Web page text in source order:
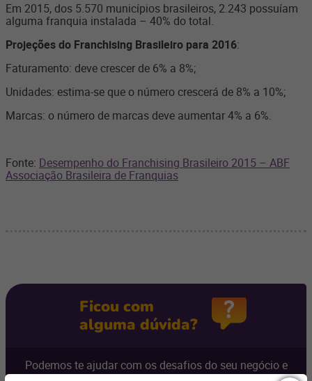
Em 2015, dos 5.570 municípios brasileiros, 2.243 possuíam
alguma franquia instalada – 40% do total.
Projeções do Franchising Brasileiro para 2016:
Faturamento: deve crescer de 6% a 8%;
Unidades: estima-se que o número crescerá de 8% a 10%;
Marcas: o número de marcas deve aumentar 4% a 6%.
Fonte: Desempenho do Franchising Brasileiro 2015 – ABF
Associação Brasileira de Franquias
Ficou com
alguma dúvida?
Podemos te ajudar com os desafios do seu negócio e